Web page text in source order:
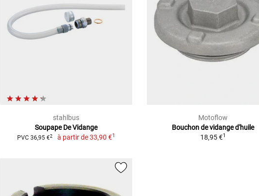
stahlbus
Soupape De Vidange
PVC 36,95 €2 à partir de33,90 €1
Motoflow
Bouchon de vidange d'huile
18,95 €1